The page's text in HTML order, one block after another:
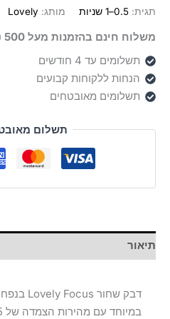
‏6
מ"ל
תגית: 0.5–1 שניות מותג: Lovely
משלוח חינם בהזמנות מעל 500 ₪
תשלומים עד 4 חודשים
הנחות ללקוחות קבועים
תשלומים מאובטחים
תשלום
תיאור